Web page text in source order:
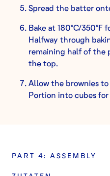
Spread the batter
Bake at 180°C/350°F
Halfway through
remaining half of the
the top.
Allow the brownies
Portion into cubes for
PART 4: ASSEMBLY